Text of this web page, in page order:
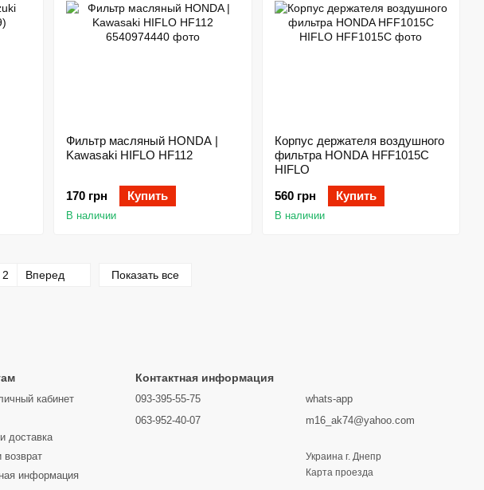
Фильтр масляный HONDA |
Kawasaki HIFLO HF112
170 грн Купить
В наличии
Корпус держателя воздушного
фильтра HONDA HFF1015C
HIFLO
560 грн
Купить
В наличии
2 Вперед Показать все
кабинет
доставка
информация
Контактная информация
093-395-55-75
063-952-40-07
whats-app
m16_ak74@yahoo.com
Украина г. Днепр
Карта проезда